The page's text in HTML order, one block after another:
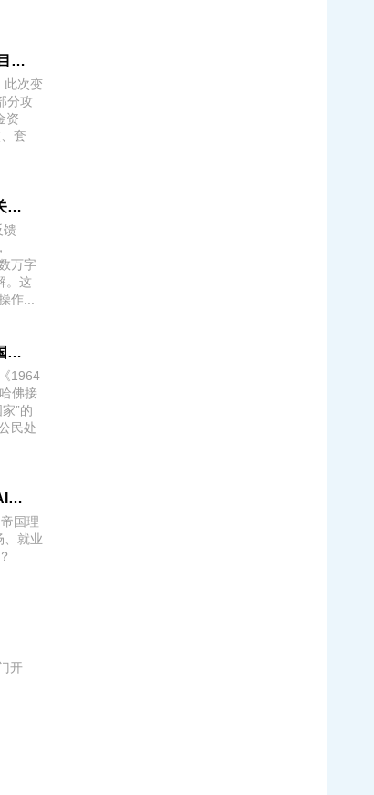
博士CSC申请提前到9月？先别误读：不是所有项目提前，而是19所澳新加合作院校改了流程
此次变
分攻
资
套
D/S 新政 NAFSA 官方逐条解析：原文没说的8个关键细节
馈
万字
。这
作...
一纸调查函，拷问美国大学捐赠的边界：哈佛“中国专项资助”案，到底查什么？
1964
佛接
”的
民处
帝国理工拟开设 MSc AI, Economics & Policy：AI 交叉开始走向经济治理与公共决策
国理
、就业
开